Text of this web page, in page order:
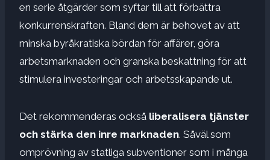
en serie åtgärder som syftar till att förbättra
konkurrenskraften. Bland dem är behovet av att
minska byråkratiska bördan för affärer, göra
arbetsmarknaden och granska beskattning för att
stimulera investeringar och arbetsskapande ut.
Det rekommenderas också liberalisera tjänster
och stärka den inre marknaden. Såväl som
omprövning av statliga subventioner som i många